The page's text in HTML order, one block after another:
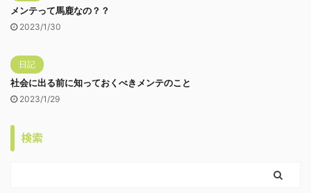
メンテって馬鹿なの？？
2023/1/30
日記
社会に出る前に知っておくべきメンテのこと
2023/1/29
検索